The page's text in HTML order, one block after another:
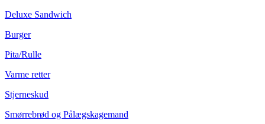
Deluxe Sandwich
Burger
Pita/Rulle
Varme retter
Stjerneskud
Smørrebrød og Pålægskagemand